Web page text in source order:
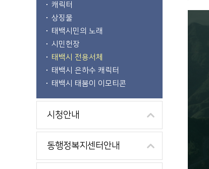
캐릭터
상징물
태백시민의 노래
시민헌장
태백시 전용서체
태백시 은하수 캐릭터
태백시 태붐이 이모티콘
시청안내
동행정복지센터안내